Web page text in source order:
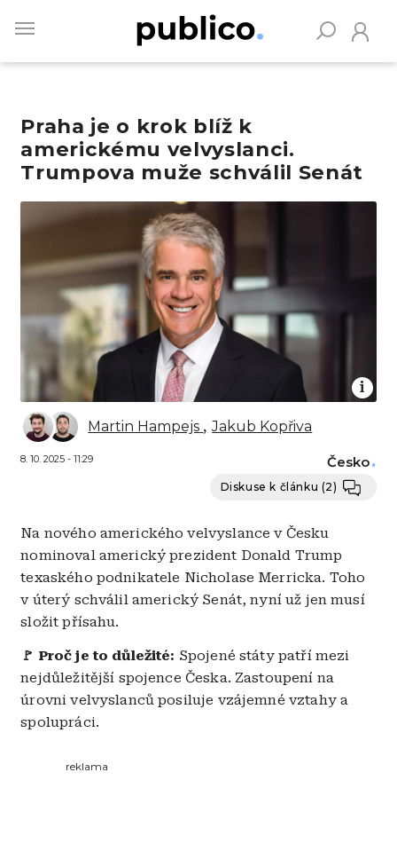
main
Praha je o krok blíž k
americkému velvyslanci.
Trumpova muže schválil Senát
Obrázek
Martin Hampejs Jakub Kopřiva
8. 10. 2025 - 11:29 Česko
Diskuse k článku (2)
Na nového amerického velvyslance v Česku
nominoval americký prezident Donald Trump
texaského podnikatele Nicholase Merricka. Toho
v úterý schválil americký Senát, nyní už jen musí
složit přísahu.
🚩 Proč je to důležité: Spojené státy patří mezi
nejdůležitější spojence Česka. Zastoupení na
úrovni velvyslanců posiluje vzájemné vztahy a
spolupráci.
reklama
Vyhledávejte na Publiku